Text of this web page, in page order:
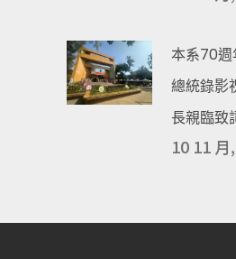
本系70週
總統錄影
長親臨致
10 11 月